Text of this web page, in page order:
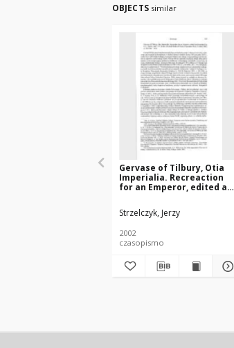
OBJECTS similar
Gervase of Tilbury, Otia
Imperialia. Recreaction
for an Emperor, edited and
W. Binns, Oxford 2002
Strzelczyk, Jerzy
2002
czasopismo